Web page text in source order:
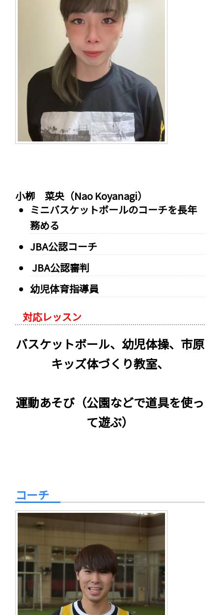
小栁 菜央（Nao Koyanagi）
ミニバスケットボールのコーチを長年
務める
JBA公認コーチ
JBA公認審判
幼児体育指導員
対応レッスン
バスケットボール、幼児体操、市原
キッズ体づくり教室、
運動あそび（公園などで道具を使っ
て遊ぶ）
コーチ